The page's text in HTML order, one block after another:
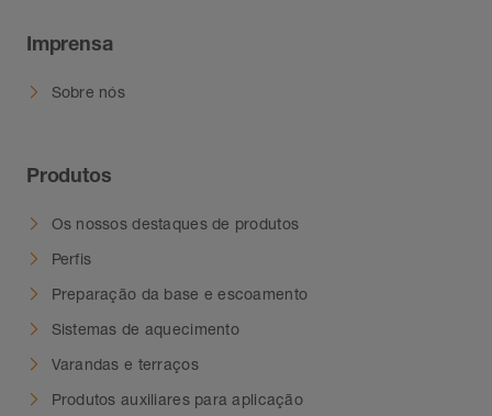
Imprensa
Sobre nós
Produtos
Os nossos destaques de produtos
Perfis
Preparação da base e escoamento
Sistemas de aquecimento
Varandas e terraços
Produtos auxiliares para aplicação